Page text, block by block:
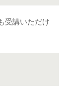
受講いただけ